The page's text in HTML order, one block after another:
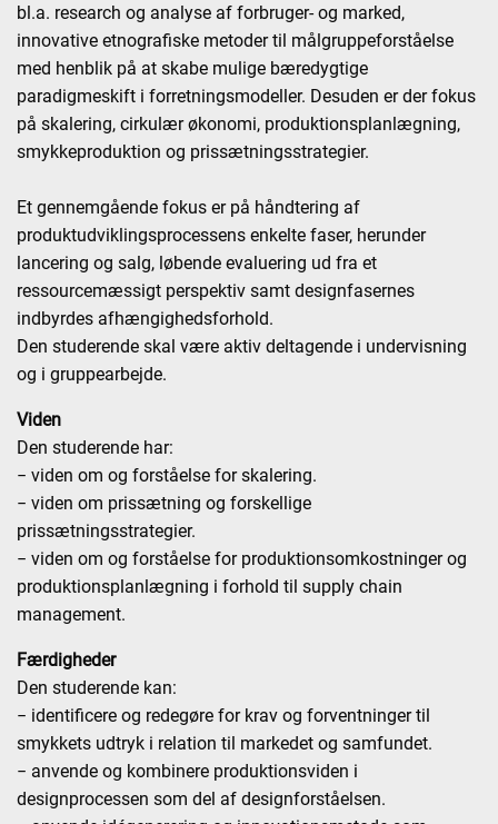
bl.a. research og analyse af forbruger- og marked,
innovative etnografiske metoder til målgruppeforståelse
med henblik på at skabe mulige bæredygtige
paradigmeskift i forretningsmodeller. Desuden er der fokus
på skalering, cirkulær økonomi, produktionsplanlægning,
smykkeproduktion og prissætningsstrategier.
Et gennemgående fokus er på håndtering af
produktudviklingsprocessens enkelte faser, herunder
lancering og salg, løbende evaluering ud fra et
ressourcemæssigt perspektiv samt designfasernes
indbyrdes afhængighedsforhold.
Den studerende skal være aktiv deltagende i undervisning
og i gruppearbejde.
Viden
Den studerende har:
− viden om og forståelse for skalering.
− viden om prissætning og forskellige
prissætningsstrategier.
− viden om og forståelse for produktionsomkostninger og
produktionsplanlægning i forhold til supply chain
management.
Færdigheder
Den studerende kan:
− identificere og redegøre for krav og forventninger til
smykkets udtryk i relation til markedet og samfundet.
− anvende og kombinere produktionsviden i
designprocessen som del af designforståelsen.